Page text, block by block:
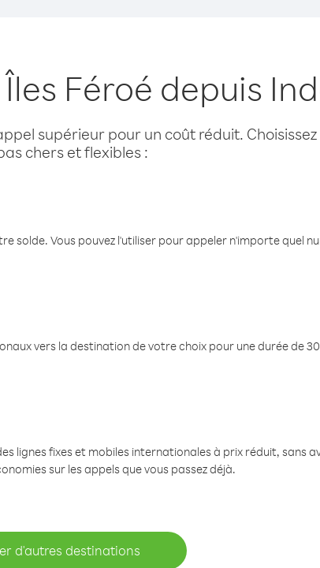
Féroé depuis
supérieur pour un coût réduit.
chers et flexibles :
solde. Vous pouvez l'utiliser pour appeler n'importe quel
vers la destination de votre choix pour une durée de
lignes fixes et mobiles internationales à prix réduit, sans
sur les appels que vous passez déjà.
d'autres destinations